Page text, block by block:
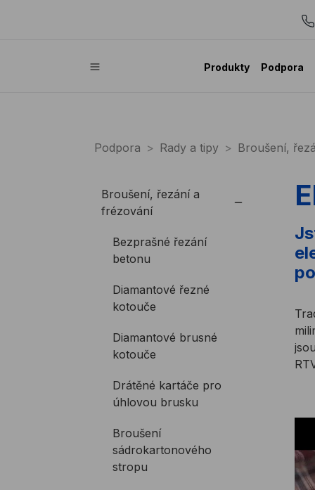
Produkty Podpora
Podpora Rady a tipy Broušení,
Broušení, řezání a
frézování
Bezprašné řezání
betonu
Diamantové řezné
kotouče
Diamantové brusné
kotouče
Drátěné kartáče pro
úhlovou brusku
Broušení
sádrokartonového
stropu